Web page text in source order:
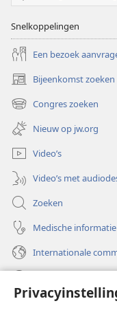
Snelkoppelingen
Een bezoek
Bijeenkomst zoeken
(opent
nieuw
venster)
Congres zoeken
(opent
nieuw
venster)
Nieuw op jw.org
Video’s
Video’s met
Zoeken
Medische
Internationale